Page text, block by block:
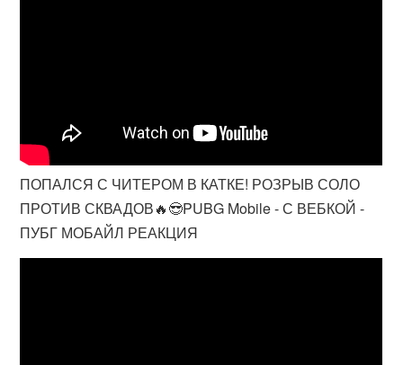
ПОПАЛСЯ С ЧИТЕРОМ В КАТКЕ! РОЗРЫВ СОЛО
ПРОТИВ СКВАДОВ🔥😎PUBG Mobile - С ВЕБКОЙ -
ПУБГ МОБАЙЛ РЕАКЦИЯ